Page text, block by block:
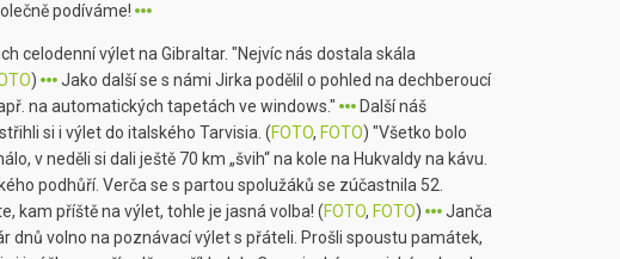
podíváme!
celodenní výlet na Gibraltar. "Nejvíc nás dostala skála
)
Jako další se s námi Jirka podělil o pohled na dechberoucí
na automatických tapetách ve windows."
Další náš
si i výlet do italského Tarvisia. (FOTO, FOTO) "Všetko bolo
v neděli si dali ještě 70 km „švih“ na kole na Hukvaldy na kávu.
podhůří. Verča se s partou spolužáků se zúčastnila 52.
kam příště na výlet, tohle je jasná volba! (FOTO, FOTO)
Janča
dnů volno na poznávací výlet s přáteli. Prošli spoustu památek,